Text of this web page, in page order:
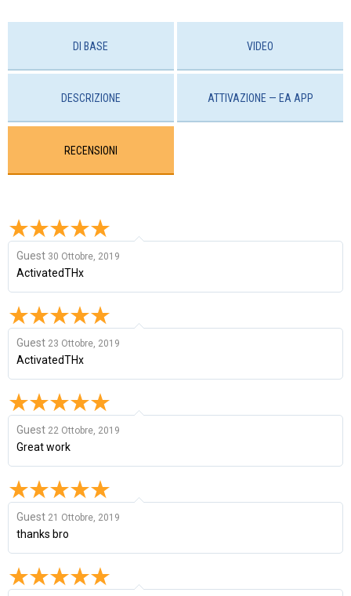
DI BASE VIDEO
DESCRIZIONE ATTIVAZIONE — EA APP
RECENSIONI
Guest 30 Ottobre, 2019
ActivatedTHx
Guest 23 Ottobre, 2019
ActivatedTHx
Guest 22 Ottobre, 2019
Great work
Guest 21 Ottobre, 2019
thanks bro